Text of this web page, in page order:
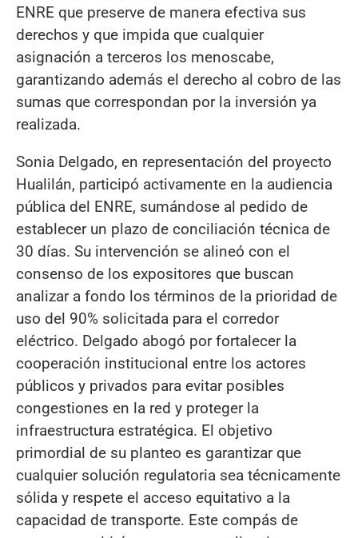
ENRE que preserve de manera efectiva sus
derechos y que impida que cualquier
asignación a terceros los menoscabe,
garantizando además el derecho al cobro de las
sumas que correspondan por la inversión ya
realizada.
Sonia Delgado, en representación del proyecto
Hualilán, participó activamente en la audiencia
pública del ENRE, sumándose al pedido de
establecer un plazo de conciliación técnica de
30 días. Su intervención se alineó con el
consenso de los expositores que buscan
analizar a fondo los términos de la prioridad de
uso del 90% solicitada para el corredor
eléctrico. Delgado abogó por fortalecer la
cooperación institucional entre los actores
públicos y privados para evitar posibles
congestiones en la red y proteger la
infraestructura estratégica. El objetivo
primordial de su planteo es garantizar que
cualquier solución regulatoria sea técnicamente
sólida y respete el acceso equitativo a la
capacidad de transporte. Este compás de